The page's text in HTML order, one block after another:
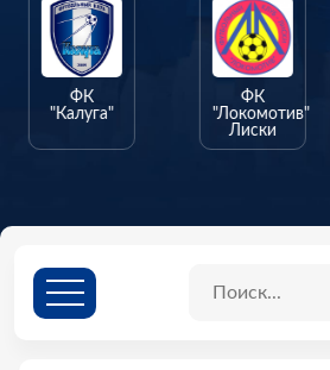
ФК
"Калуга"
ФК
"Локомотив"
Лиски